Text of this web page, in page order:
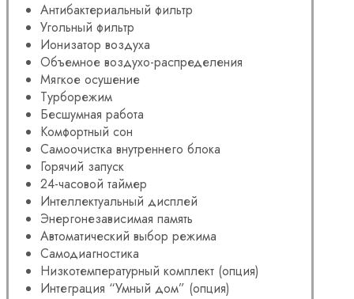
Антибактериальный фильтр
Угольный фильтр
Ионизатор воздуха
Объемное воздухо-распределения
Мягкое осушение
Турборежим
Бесшумная работа
Комфортный сон
Самоочистка внутреннего блока
Горячий запуск
24-часовой таймер
Интеллектуальный дисплей
Энергонезависимая память
Автоматический выбор режима
Самодиагностика
Низкотемпературный комплект (опция)
Интеграция “Умный дом” (опция)